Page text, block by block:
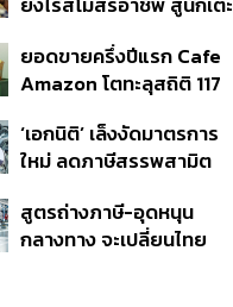
สัญญาถึงน้องสาวผู้ล่วง
ลับ
ยอดขายครึ่งปีแรก Cafe
Amazon โตทะลุสถิติ 117
สไตล์ OR โตต่อเนื่อง
‘เอกนิติ’ เล็งงัดมาตรการ
ใหม่ ลดภาษีสรรพสามิต
โรงงานในไทย
สูตรถ่างภาษี-อุดหนุน
กลางทาง จะเปลี่ยนไทย